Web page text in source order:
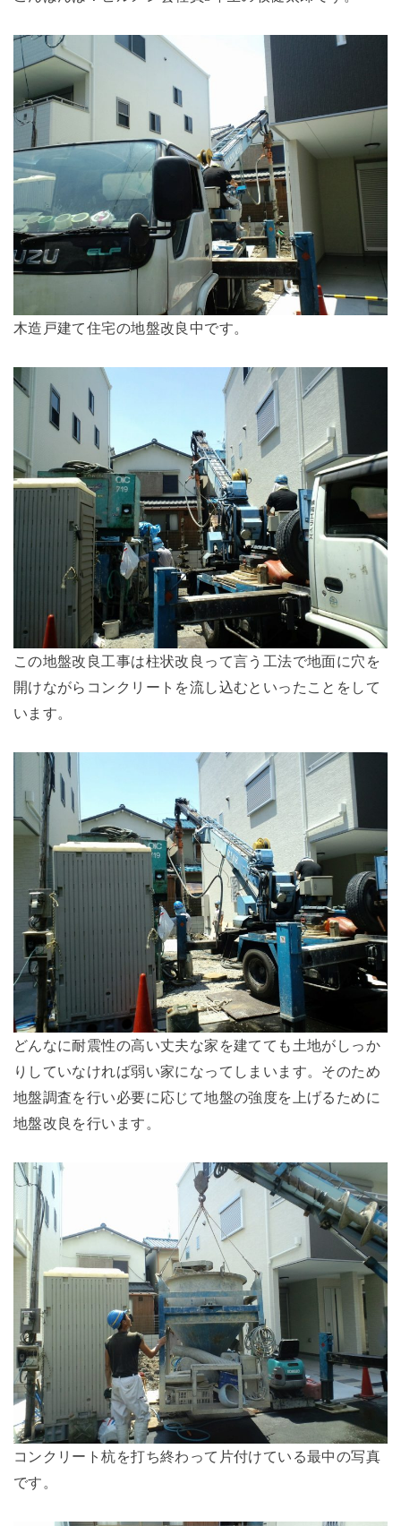
木造戸建て住宅の地盤改良中です。
この地盤改良工事は柱状改良って言う工法で地面に穴を
開けながらコンクリートを流し込むといったことをして
います。
どんなに耐震性の高い丈夫な家を建てても土地がしっか
りしていなければ弱い家になってしまいます。そのため
地盤調査を行い必要に応じて地盤の強度を上げるために
地盤改良を行います。
コンクリート杭を打ち終わって片付けている最中の写真
です。